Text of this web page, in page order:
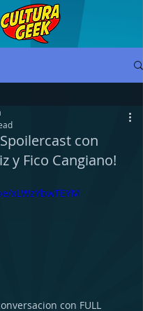
con
y Fico Cangiano!
xLWzYbwTEYM
con FULL